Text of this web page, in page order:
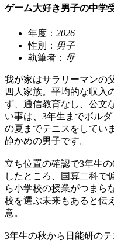
ゲーム大好き男子の中学
年度： 2026
性別： 男子
執筆者： 母
我が家はサラリーマンの
四人家族。平均的な収入
ず、通信教育なし、公文
い事は、3年生までボル
の夏までテニスをしてい
静かめの男子です。
立ち位置の確認で3年生
したところ、国算二科で
ら小学校の授業がつまら
校を選ぶ未来もあると伝
意。
3年生の秋から日能研の